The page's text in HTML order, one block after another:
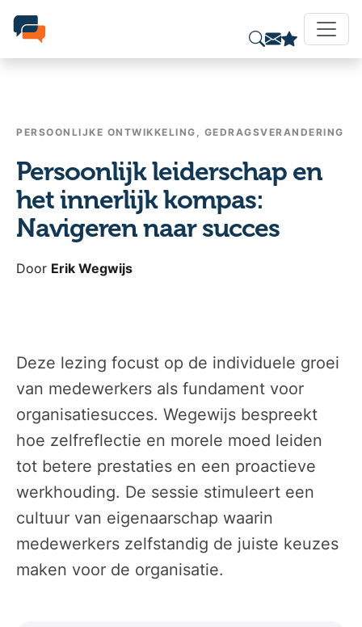
PERSOONLIJKE ONTWIKKELING, GEDRAGSVERANDERING
Persoonlijk leiderschap en
het innerlijk kompas:
Navigeren naar succes
Door Erik Wegwijs
Deze lezing focust op de individuele groei
van medewerkers als fundament voor
organisatiesucces. Wegewijs bespreekt
hoe zelfreflectie en morele moed leiden
tot betere prestaties en een proactieve
werkhouding. De sessie stimuleert een
cultuur van eigenaarschap waarin
medewerkers zelfstandig de juiste keuzes
maken voor de organisatie.